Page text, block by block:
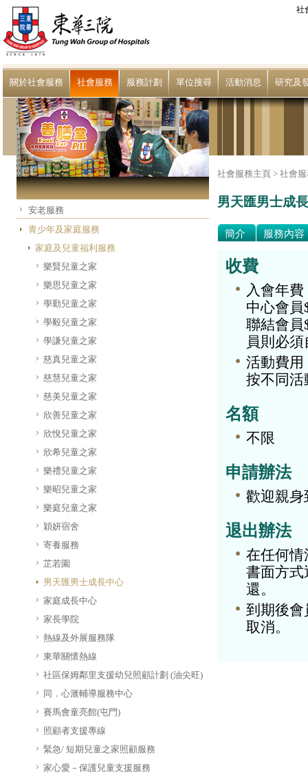
社
關於社會服務 社會服務 服務計劃 單位搜尋 活動消息 研究及
安老服務
青少年及家庭服務
家庭及兒童福利服務
樂賢兒童之家
樂思兒童之家
學勤兒童之家
學毅兒童之家
學謙兒童之家
慈真兒童之家
慈慧兒童之家
慈美兒童之家
欣善兒童之家
欣悅兒童之家
欣希兒童之家
樂禮兒童之家
樂昭兒童之家
樂庭兒童之家
穎妍宿舍
寄養服務
芷若園
男天匯男士成長中心
家庭成長中心
家長學院
熱線及外展服務隊
東華關懷熱線
社區保姆鄰里支援幼兒照顧計劃 (油尖旺)
同．心滙輔導服務中心
賽馬會童亮館(屯門)
照顧者支援專線
緊急/ 短期兒童之家照顧服務
家心愛－保護兒童支援服務
社會服務主頁 > 社會
男天匯男士成
簡介 服務內容
收費
入會年費
中心會員
聯結會員
員則必
活動費用
按不同活
名額
不限
申請辦法
歡迎親身
退出辦法
在任何情
書面方式
還。
到期後會
取消。